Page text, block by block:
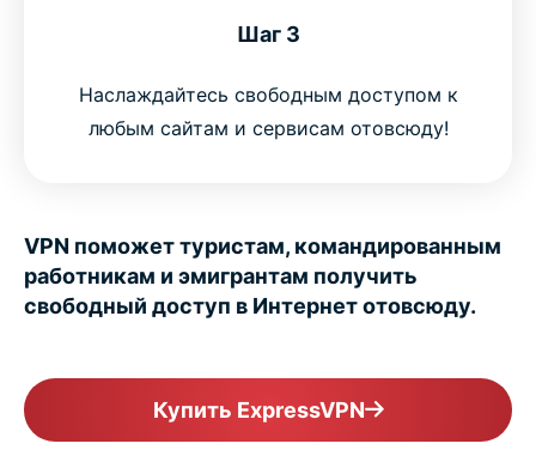
Шаг 3
Наслаждайтесь свободным доступом к
любым сайтам и сервисам отовсюду!
VPN поможет туристам, командированным
работникам и эмигрантам получить
свободный доступ в Интернет отовсюду.
Купить ExpressVPN